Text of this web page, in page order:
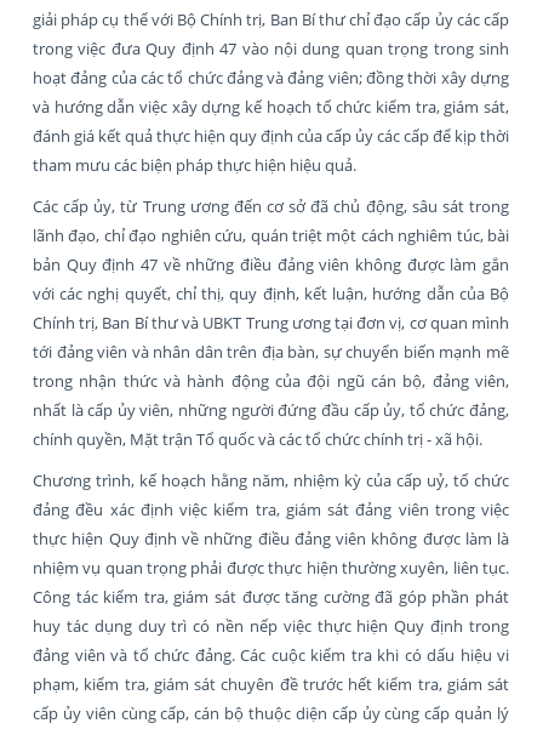
giải pháp cụ thể với Bộ Chính trị, Ban Bí thư chỉ đạo cấp ủy các cấp
trong việc đưa Quy định 47 vào nội dung quan trọng trong sinh
hoạt đảng của các tổ chức đảng và đảng viên; đồng thời xây dựng
và hướng dẫn việc xây dựng kế hoạch tổ chức kiểm tra, giám sát,
đánh giá kết quả thực hiện quy định của cấp ủy các cấp để kịp thời
tham mưu các biện pháp thực hiện hiệu quả.
Các cấp ủy, từ Trung ương đến cơ sở đã chủ động, sâu sát trong
lãnh đạo, chỉ đạo nghiên cứu, quán triệt một cách nghiêm túc, bài
bản Quy định 47 về những điều đảng viên không được làm gắn
với các nghị quyết, chỉ thị, quy định, kết luận, hướng dẫn của Bộ
Chính trị, Ban Bí thư và UBKT Trung ương tại đơn vị, cơ quan mình
tới đảng viên và nhân dân trên địa bàn, sự chuyển biến mạnh mẽ
trong nhận thức và hành động của đội ngũ cán bộ, đảng viên,
nhất là cấp ủy viên, những người đứng đầu cấp ủy, tổ chức đảng,
chính quyền, Mặt trận Tổ quốc và các tổ chức chính trị - xã hội.
Chương trình, kế hoạch hằng năm, nhiệm kỳ của cấp uỷ, tổ chức
đảng đều xác định việc kiểm tra, giám sát đảng viên trong việc
thực hiện Quy định về những điều đảng viên không được làm là
nhiệm vụ quan trọng phải được thực hiện thường xuyên, liên tục.
Công tác kiểm tra, giám sát được tăng cường đã góp phần phát
huy tác dụng duy trì có nền nếp việc thực hiện Quy định trong
đảng viên và tổ chức đảng. Các cuộc kiểm tra khi có dấu hiệu vi
phạm, kiểm tra, giám sát chuyên đề trước hết kiểm tra, giám sát
cấp ủy viên cùng cấp, cán bộ thuộc diện cấp ủy cùng cấp quản lý